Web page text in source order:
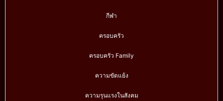
กีฬา
ครอบครัว
ครอบครัว Family
ความขัดแย้ง
ความรุนแรงในสังคม